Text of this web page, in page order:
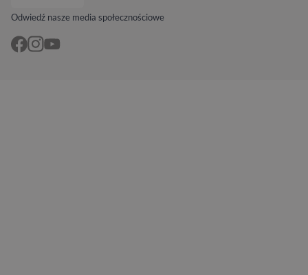
Odwiedź nasze media społecznościowe